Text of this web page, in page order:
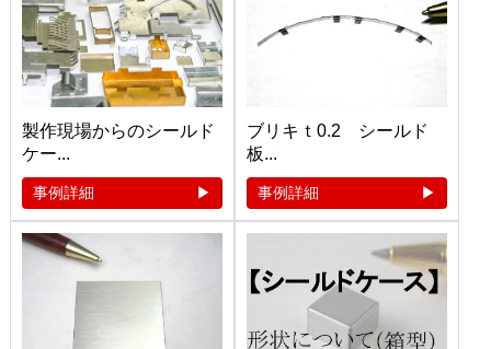
製作現場からのシールド
ケー...
事例詳細
ブリキｔ0.2 シールド
板...
事例詳細